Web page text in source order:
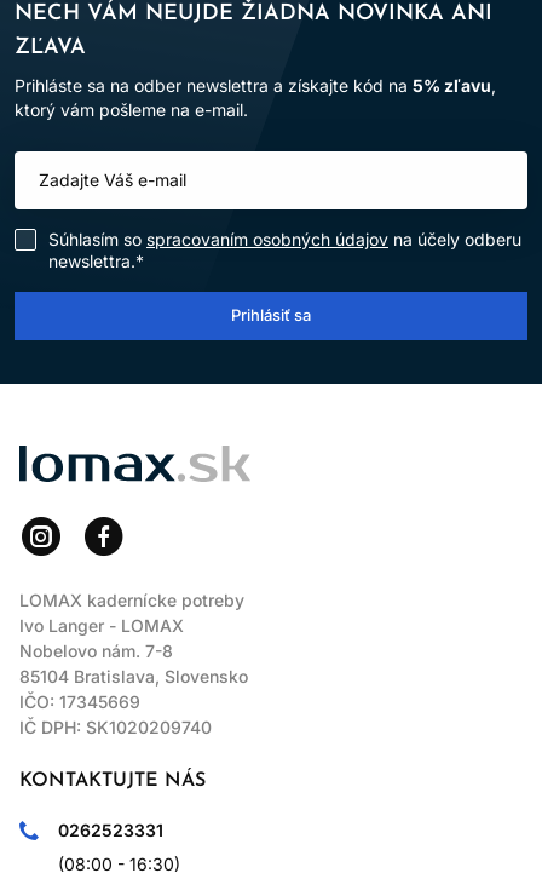
NECH VÁM NEUJDE ŽIADNA NOVINKA ANI
ZĽAVA
Prihláste sa na odber newslettra a získajte kód na 5% zľavu,
ktorý vám pošleme na e-mail.
Súhlasím so spracovaním osobných údajov na účely odberu
newslettra.*
Prihlásiť sa
LOMAX
LOMAX kadernícke potreby
Ivo Langer - LOMAX
Nobelovo nám. 7-8
85104 Bratislava, Slovensko
IČO: 17345669
IČ DPH: SK1020209740
KONTAKTUJTE NÁS
0262523331
(08:00 - 16:30)